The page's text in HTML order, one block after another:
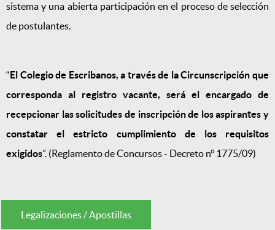
sistema y una abierta participación en el proceso de selección
de postulantes.
“El Colegio de Escribanos, a través de la Circunscripción que
corresponda al registro vacante, será el encargado de
recepcionar las solicitudes de inscripción de los aspirantes y
constatar el estricto cumplimiento de los requisitos
exigidos”. (Reglamento de Concursos - Decreto n° 1775/09)